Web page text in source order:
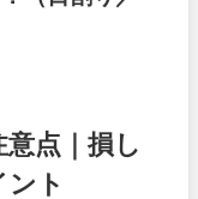
点｜損し
ト